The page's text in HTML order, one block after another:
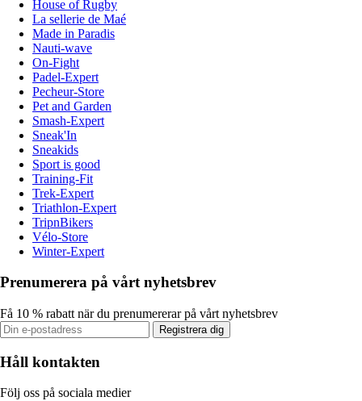
House of Rugby
La sellerie de Maé
Made in Paradis
Nauti-wave
On-Fight
Padel-Expert
Pecheur-Store
Pet and Garden
Smash-Expert
Sneak'In
Sneakids
Sport is good
Training-Fit
Trek-Expert
Triathlon-Expert
TripnBikers
Vélo-Store
Winter-Expert
Prenumerera på vårt nyhetsbrev
Få 10 % rabatt när du prenumererar på vårt nyhetsbrev
Registrera dig
Håll kontakten
Följ oss på sociala medier